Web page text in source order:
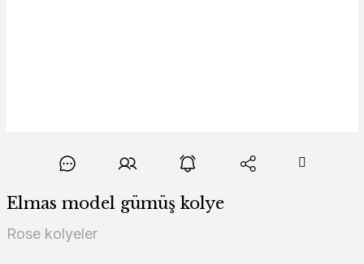
Elmas model gümüş kolye
Rose kolyeler